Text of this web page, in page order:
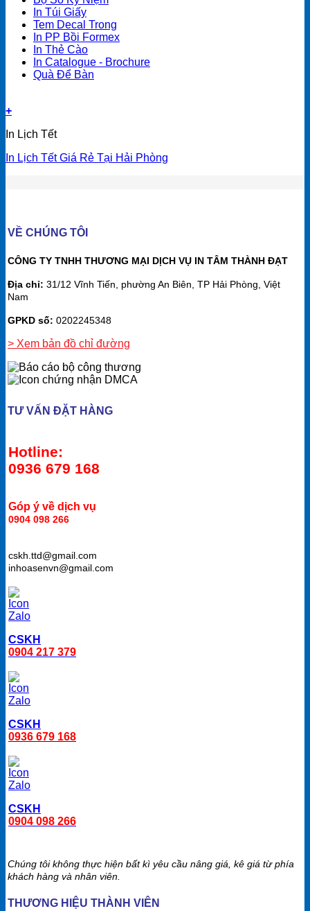
In Túi Giấy
Tem Decal Trong
In PP Bồi Formex
In Thẻ Cào
In Catalogue - Brochure
Quà Để Bàn
+
In Lịch Tết
In Lịch Tết Giá Rẻ Tại Hải Phòng
VỀ CHÚNG TÔI
CÔNG TY TNHH THƯƠNG MẠI DỊCH VỤ IN TÂM THÀNH ĐẠT
Địa chỉ: 31/12 Vĩnh Tiến, phường An Biên, TP Hải Phòng, Việt
Nam
GPKD số: 0202245348
> Xem bản đồ chỉ đường
TƯ VẤN ĐẶT HÀNG
Hotline:
0936 679 168
Góp ý về dịch vụ
0904 098 266
cskh.ttd@gmail.com
inhoasenvn@gmail.com
CSKH
0904 217 379
CSKH
0936 679 168
CSKH
0904 098 266
Chúng tôi không thực hiện bất kì yêu cầu nâng giá, kê giá từ phía
khách hàng và nhân viên.
THƯƠNG HIỆU THÀNH VIÊN